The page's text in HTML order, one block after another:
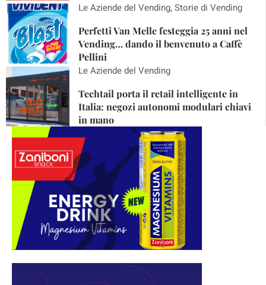
Le Aziende del Vending,Storie di Vending
Perfetti Van Melle festeggia 25 anni nel
Vending… dando il benvenuto a Caffè
Pellini
Le Aziende del Vending
Techtail porta il retail intelligente in
Italia: negozi autonomi modulari chiavi
in mano